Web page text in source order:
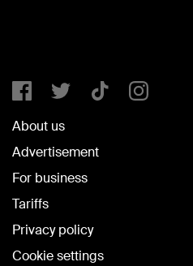
About us
Advertisement
For business
Tariffs
Privacy policy
Cookie settings